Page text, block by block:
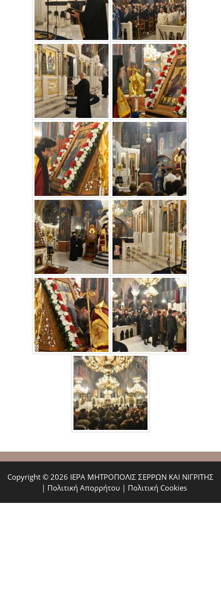
Copyright © 2026 ΙΕΡΑ ΜΗΤΡΟΠΟΛΙΣ ΣΕΡΡΩΝ ΚΑΙ ΝΙΓΡΙΤΗΣ
| Πολιτική Απορρήτου | Πολιτική Cookies